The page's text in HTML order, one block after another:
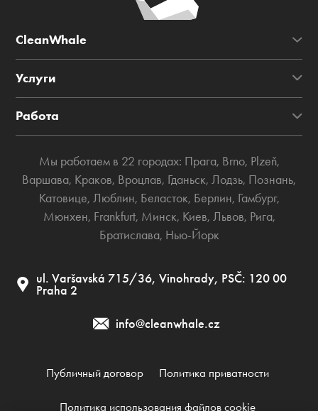
CleanWhale
Услуги
Работа
Мы работаем в 22 городах: Прага, Brno, Plzeň,
Варшава, Краков, Вроцлав, Гданьск, Лодзь, Познань,
Катовице, Люблин, Беласток, Берлин, Гамбург,
Мюнхен, Frankfurt, Минск, Киев, Львов, Рига,
Братислава, Нью-Йорк
ul. Varšavská 715/36, Vinohrady, PSČ: 120 00
Praha 2
info@cleanwhale.cz
Публичный договор Политика приватности
Политика использования файлов cookie